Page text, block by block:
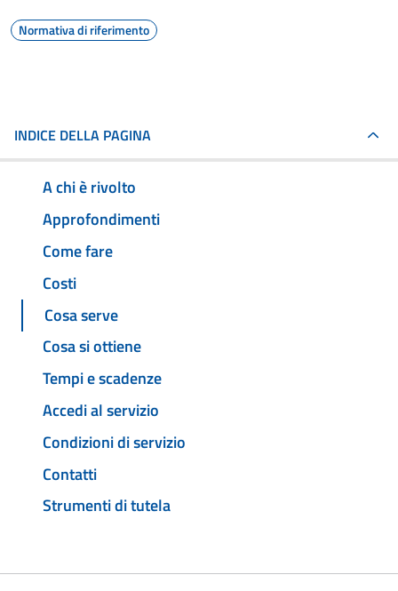
Normativa di riferimento
INDICE DELLA PAGINA
A chi è rivolto
Approfondimenti
Come fare
Costi
Cosa serve
Cosa si ottiene
Tempi e scadenze
Accedi al servizio
Condizioni di servizio
Contatti
Strumenti di tutela